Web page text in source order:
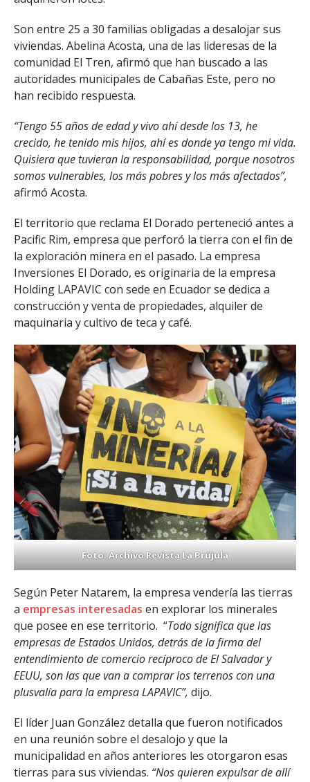
Son entre 25 a 30 familias obligadas a desalojar sus
viviendas. Abelina Acosta, una de las lideresas de la
comunidad El Tren, afirmó que han buscado a las
autoridades municipales de Cabañas Este, pero no
han recibido respuesta.
“Tengo 55 años de edad y vivo ahí desde los 13, he
crecido, he tenido mis hijos, ahí es donde ya tengo mi vida.
Quisiera que tuvieran la responsabilidad, porque nosotros
somos vulnerables, los más pobres y los más afectados”,
afirmó Acosta.
El territorio que reclama El Dorado perteneció antes a
Pacific Rim, empresa que perforó la tierra con el fin de
la exploración minera en el pasado. La empresa
Inversiones El Dorado, es originaria de la empresa
Holding LAPAVIC con sede en Ecuador se dedica a
construcción y venta de propiedades, alquiler de
maquinaria y cultivo de teca y café.
Foto: Archivo Revista La Brújula
Según Peter Natarem, la empresa vendería las tierras
a empresas interesadas en explorar los minerales
que posee en ese territorio. “Todo significa que las
empresas de Estados Unidos, detrás de la firma del
entendimiento de comercio recíproco de El Salvador y
EEUU, son las que van a comprar los terrenos con una
plusvalía para la empresa LAPAVIC”, dijo.
El líder Juan González detalla que fueron notificados
en una reunión sobre el desalojo y que la
municipalidad en años anteriores les otorgaron esas
tierras para sus viviendas. “Nos quieren expulsar de allí